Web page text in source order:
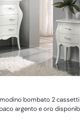
bombato 2 cassetti
argento e oro